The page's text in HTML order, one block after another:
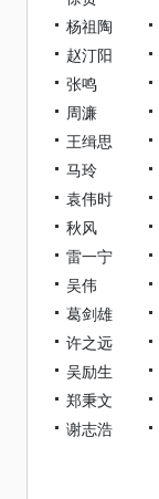
杨祖陶
赵汀阳
张鸣
周濂
王缉思
马玲
袁伟时
秋风
雷一宁
吴伟
葛剑雄
许之远
吴励生
郑秉文
谢志浩